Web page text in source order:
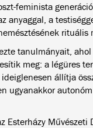
feminista
anyaggal, a
rituális
tanulmányait, ahol
meg: a légüres
állítja
ugyanakkor autonóm
Esterházy Művészeti